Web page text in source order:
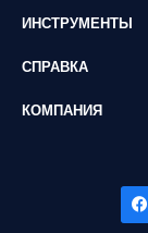
ИНСТРУМЕНТЫ
СПРАВКА
КОМПАНИЯ